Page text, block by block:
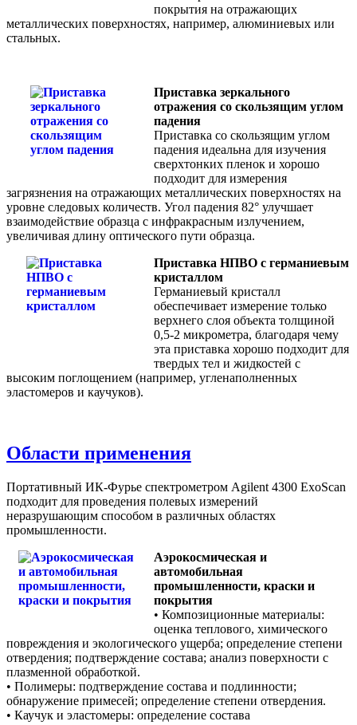
покрытия на отражающих
металлических поверхностях, например, алюминиевых или
стальных.
Приставка зеркального
отражения со скользящим углом
падения
Приставка со скользящим углом
падения идеальна для изучения
сверхтонких пленок и хорошо
подходит для измерения
загрязнения на отражающих металлических поверхностях на
уровне следовых количеств. Угол падения 82° улучшает
взаимодействие образца с инфракрасным излучением,
увеличивая длину оптического пути образца.
Приставка НПВО с германиевым
кристаллом
Германиевый кристалл
обеспечивает измерение только
верхнего слоя объекта толщиной
0,5-2 микрометра, благодаря чему
эта приставка хорошо подходит для
твердых тел и жидкостей с
высоким поглощением (например, угленаполненных
эластомеров и каучуков).
Области применения
Портативный ИК-Фурье cпектрометром Agilent 4300 ExoScan
подходит для проведения полевых измерений
неразрушающим способом в различных областях
промышленности.
Аэрокосмическая и
автомобильная
промышленности, краски и
покрытия
• Композиционные материалы:
оценка теплового, химического
повреждения и экологического ущерба; определение степени
отвердения; подтверждение состава; анализ поверхности с
плазменной обработкой.
• Полимеры: подтверждение состава и подлинности;
обнаружение примесей; определение степени отвердения.
• Каучук и эластомеры: определение состава